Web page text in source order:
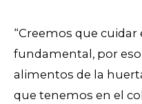
“Creemos que
fundamental, por
alimentos de la
que tenemos en el